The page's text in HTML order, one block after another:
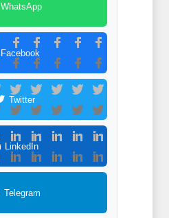
WhatsApp
Facebook
Twitter
LinkedIn
Telegram